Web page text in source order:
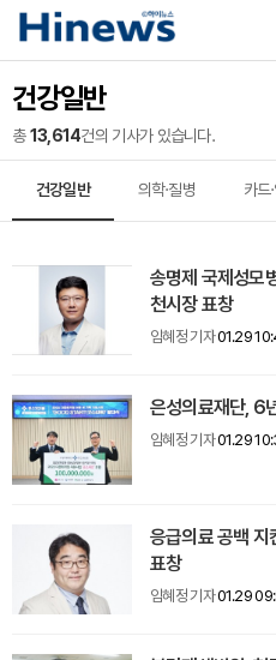
건강일반
총13,614건의 기사가 있습니다.
건강일반 의학·질병 카드
송명제 국제성모
천시장 표창
임혜정 기자01.29
은성의료재단, 6
임혜정 기자01.29
응급의료 공백 지
표창
임혜정 기자01.29